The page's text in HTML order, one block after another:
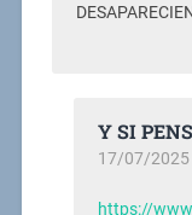
Y SI
17/07/2025
https://